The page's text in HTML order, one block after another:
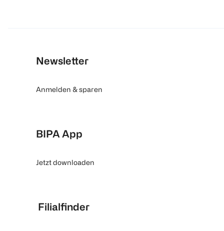
Newsletter
Anmelden & sparen
BIPA App
Jetzt downloaden
Filialfinder